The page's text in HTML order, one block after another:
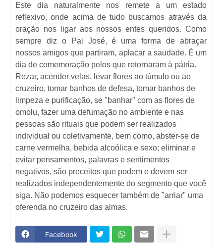
Este dia naturalmente nos remete a um estado
reflexivo, onde acima de tudo buscamos através da
oração nos ligar aos nossos entes queridos. Como
sempre diz o Pai José, é uma forma de abraçar
nossos amigos que partiram, aplacar a saudade. É um
dia de comemoração pelos que retornaram à pátria.
Rezar, acender velas, levar flores ao túmulo ou ao
cruzeiro, tomar banhos de defesa, tomar banhos de
limpeza e purificação, se "banhar" com as flores de
omolu, fazer uma defumação no ambiente e nas
pessoas são rituais que podem ser realizados
individual ou coletivamente, bem como, abster-se de
carne vermelha, bebida alcoólica e sexo; eliminar e
evitar pensamentos, palavras e sentimentos
negativos, são preceitos que podem e devem ser
realizados independentemente do segmento que você
siga. Não podemos esquecer também de "arriar" uma
oferenda no cruzeiro das almas.
Facebook